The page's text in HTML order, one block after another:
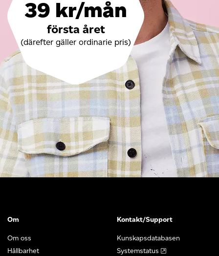
39 kr/mån
första året
(därefter gäller ordinarie pris)
Om
Om oss
Hållbarhet
Kontakt/Support
Kunskapsdatabasen
Systemstatus